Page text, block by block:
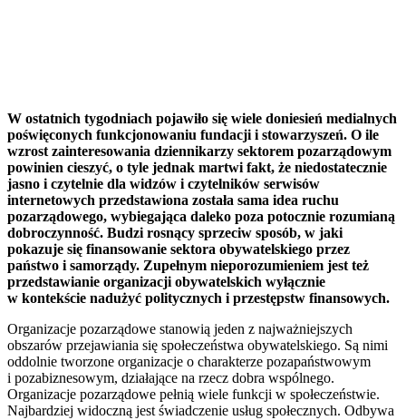
W ostatnich tygodniach pojawiło się wiele doniesień medialnych
poświęconych funkcjonowaniu fundacji i stowarzyszeń. O ile
wzrost zainteresowania dziennikarzy sektorem pozarządowym
powinien cieszyć, o tyle jednak martwi fakt, że niedostatecznie
jasno i czytelnie dla widzów i czytelników serwisów
internetowych przedstawiona została sama idea ruchu
pozarządowego, wybiegająca daleko poza potocznie rozumianą
dobroczynność. Budzi rosnący sprzeciw sposób, w jaki
pokazuje się finansowanie sektora obywatelskiego przez
państwo i samorządy. Zupełnym nieporozumieniem jest też
przedstawianie organizacji obywatelskich wyłącznie
w kontekście nadużyć politycznych i przestępstw finansowych.
Organizacje pozarządowe stanowią jeden z najważniejszych
obszarów przejawiania się społeczeństwa obywatelskiego. Są nimi
oddolnie tworzone organizacje o charakterze pozapaństwowym
i pozabiznesowym, działające na rzecz dobra wspólnego.
Organizacje pozarządowe pełnią wiele funkcji w społeczeństwie.
Najbardziej widoczną jest świadczenie usług społecznych. Odbywa